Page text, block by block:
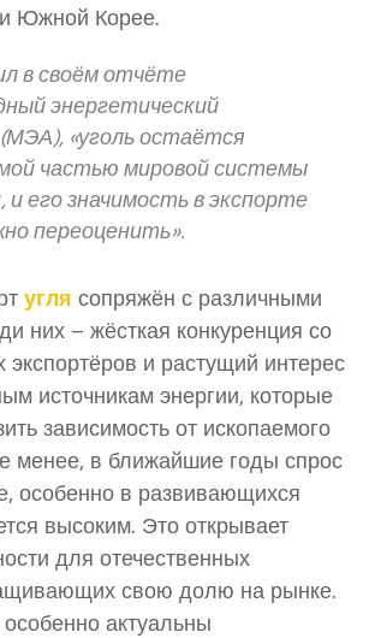
Южной Корее.
в своём отчёте
энергетический
«уголь остаётся
частью мировой системы
и его значимость в экспорте
переоценить».
угля сопряжён с различными
них – жёсткая конкуренция со
экспортёров и растущий интерес
источникам энергии, которые
зависимость от ископаемого
менее, в ближайшие годы спрос
особенно в развивающихся
высоким. Это открывает
для отечественных
свою долю на рынке.
актуальны